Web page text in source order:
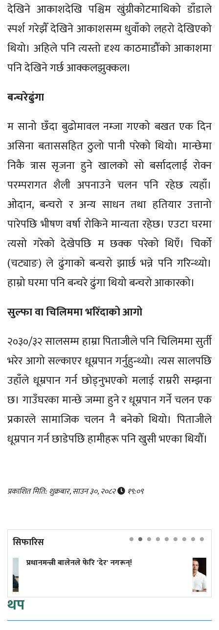
देखिने आकाशदेखि पश्चिम खुंग्रीकोटमाथिको डाँडाले
स्पर्श गरेझैँ देखिने आकाशसम्म धुवाँको लहरो देखिएको
थियो। अहिले पनि त्यस्तो दृश्य काठमाडौँको आकाशमा
पनि देखिने गर्छ आक्कलझुक्कल।
बन्चरेढुंगा
म सानो छँदा बुढोमावल नम्जा गएको बखत एक दिन
असिना बताससहित ठुलो पानी परेको थियो। मान्छेमा
निकै त्रास सृजना हुने खालको सो बर्सादलाई रोक्न
परम्परागत शैली अपनाउने चलन पनि रहेछ त्यहाँ।
ओदान, बन्चरो र अन्य साधन तथा हतियार उत्तानो
पारेपछि भीषण वर्षा रोकिने मान्यता रहेछ। एउटा घरमा
त्यसो गरेको देखेपछि म छक्क परेको थिएँ। चिर्को
(चट्याङ) ले ढुंगाको बन्चरो झार्छ भन्ने पनि गरिन्थ्यो।
हाम्रो घरमा पनि बन्चरे ढुंगा थियो बन्चरो आकारको।
सुल्फा वा चिलिममा भरिँदाको आगो
२०३०/३२ सालसम्म हाम्रा पिताजीले पनि चिलिममा सुर्ती
भरेर आगो सल्काएर धूम्रपान गर्नुहुन्थ्यो। त्यस सालपछि
उहाँले धूम्रपान गर्न छोड्नुभएको मलाई राम्ररी सम्झना
छ। गाउँघरका मान्छे जम्मा हुने र धूम्रपान गर्ने चलन एक
प्रकारले सामाजिक चलन नै बनेको थियो। पिताजीले
धूम्रपान गर्न छाडेपछि हामीहरू पनि खुसी भएका थियौँ।
प्रकाशित मिति: शुक्रबार, साउन ३०, २०८२ १९:०९
सिफारिस
'देर' नगरून्!
कांग्रेस विवाद निरूपण
सुनुवाइको मौका दिएको
थप